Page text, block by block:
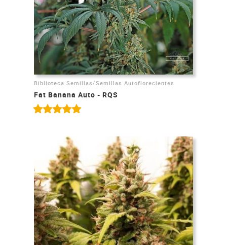
Biblioteca Semillas /Semillas Autoflorecientes
Fat Banana Auto - RQS